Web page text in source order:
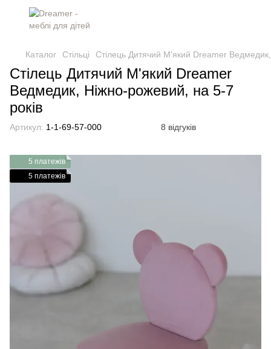
Каталог Стільці Стілець Дитячий М'який Dreamer
Стілець Дитячий М'який Dreamer
Ведмедик, Ніжно-рожевий, на 5-7
років
Артикул: 1-1-69-57-000 8 відгуків
5 платежів
5 платежів